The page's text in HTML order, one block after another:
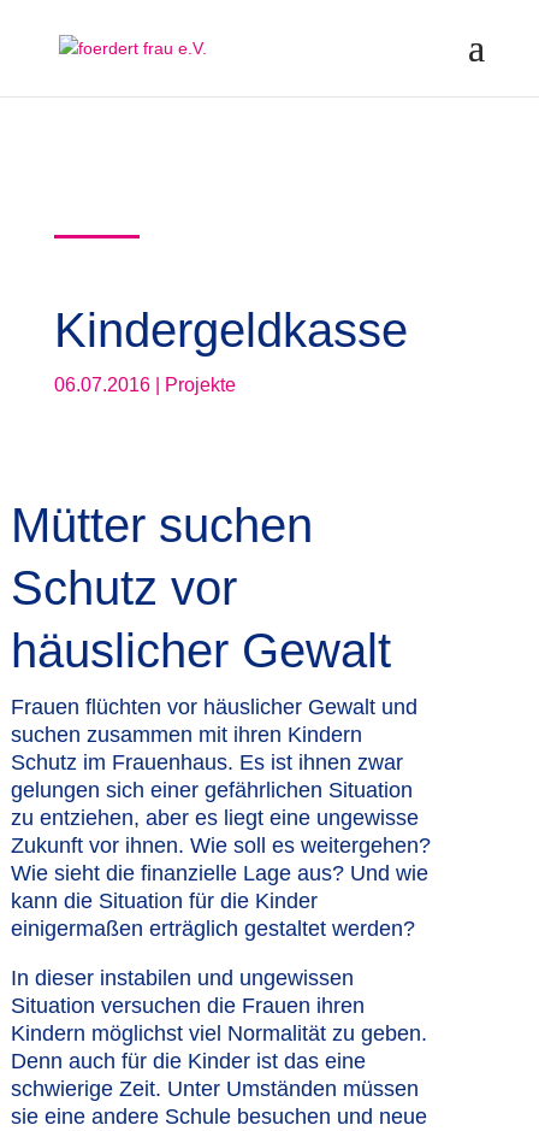
Kindergeldkasse
06.07.2016| Projekte
Mütter suchen
Schutz vor
häuslicher Gewalt
Frauen flüchten vor häuslicher Gewalt und
suchen zusammen mit ihren Kindern
Schutz im Frauenhaus. Es ist ihnen zwar
gelungen sich einer gefährlichen Situation
zu entziehen, aber es liegt eine ungewisse
Zukunft vor ihnen. Wie soll es weitergehen?
Wie sieht die finanzielle Lage aus? Und wie
kann die Situation für die Kinder
einigermaßen erträglich gestaltet werden?
In dieser instabilen und ungewissen
Situation versuchen die Frauen ihren
Kindern möglichst viel Normalität zu geben.
Denn auch für die Kinder ist das eine
schwierige Zeit. Unter Umständen müssen
sie eine andere Schule besuchen und neue